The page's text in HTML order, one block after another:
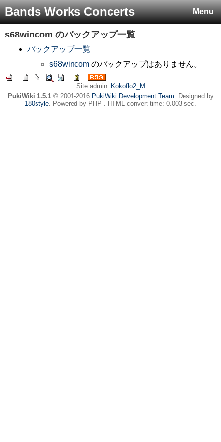
Menu
Bands Works Concerts
s68wincom のバックアップ一覧
バックアップ一覧
s68wincom のバックアップはありません。
Site admin: Kokoflo2_M
PukiWiki 1.5.1© 2001-2016 PukiWiki Development Team. Designed by
180style. Powered by PHP . HTML convert time: 0.003 sec.